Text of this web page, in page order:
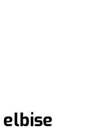
elbise